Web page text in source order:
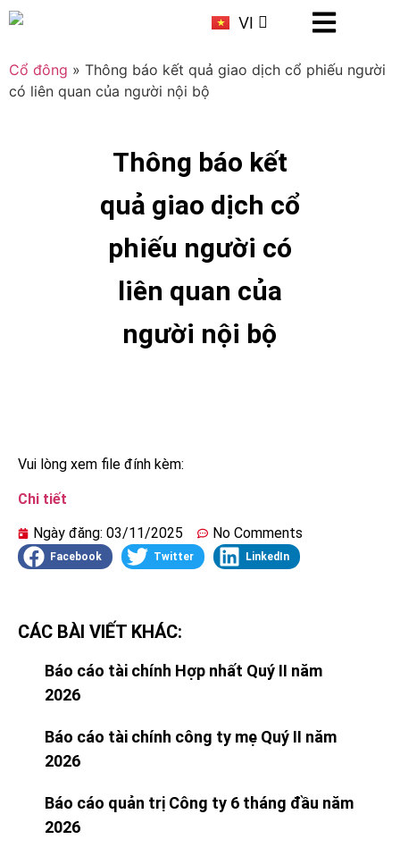
VI
CN
Cổ đông » Thông báo kết quả giao dịch cổ phiếu người
có liên quan của người nội bộ
Thông báo kết
quả giao dịch cổ
phiếu người có
liên quan của
người nội bộ
Vui lòng xem file đính kèm:
Chi tiết
Ngày đăng: 03/11/2025 No Comments
Facebook Twitter LinkedIn
CÁC BÀI VIẾT KHÁC:
Báo cáo tài chính Hợp nhất Quý II năm
2026
Báo cáo tài chính công ty mẹ Quý II năm
2026
Báo cáo quản trị Công ty 6 tháng đầu năm
2026